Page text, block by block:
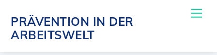
content
PRÄVENTION IN DER
ARBEITSWELT